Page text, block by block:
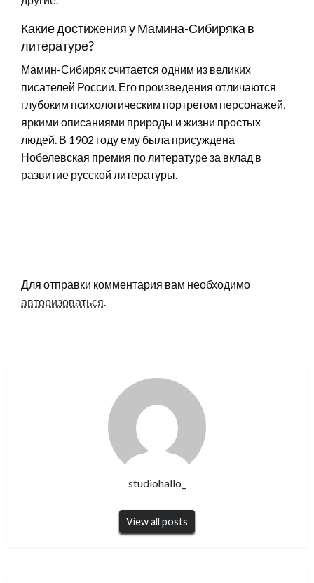
Какие достижения у Мамина-Сибиряка в
литературе?
Мамин-Сибиряк считается одним из великих
писателей России. Его произведения отличаются
глубоким психологическим портретом персонажей,
яркими описаниями природы и жизни простых
людей. В 1902 году ему была присуждена
Нобелевская премия по литературе за вклад в
развитие русской литературы.
Для отправки комментария вам необходимо
авторизоваться.
studiohallo_
View all posts